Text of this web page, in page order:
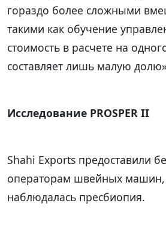
гораздо более сложными
такими как обучение
стоимость в расчете на
составляет лишь малую
Исследование PROSPER II
Shahi Exports предоставили
операторам швейных машин,
наблюдалась пресбиопия.